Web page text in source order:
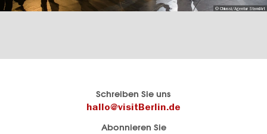
© Chiussi/Agentur StandArt
Schreiben Sie uns
hallo@visitBerlin.de
Abonnieren Sie